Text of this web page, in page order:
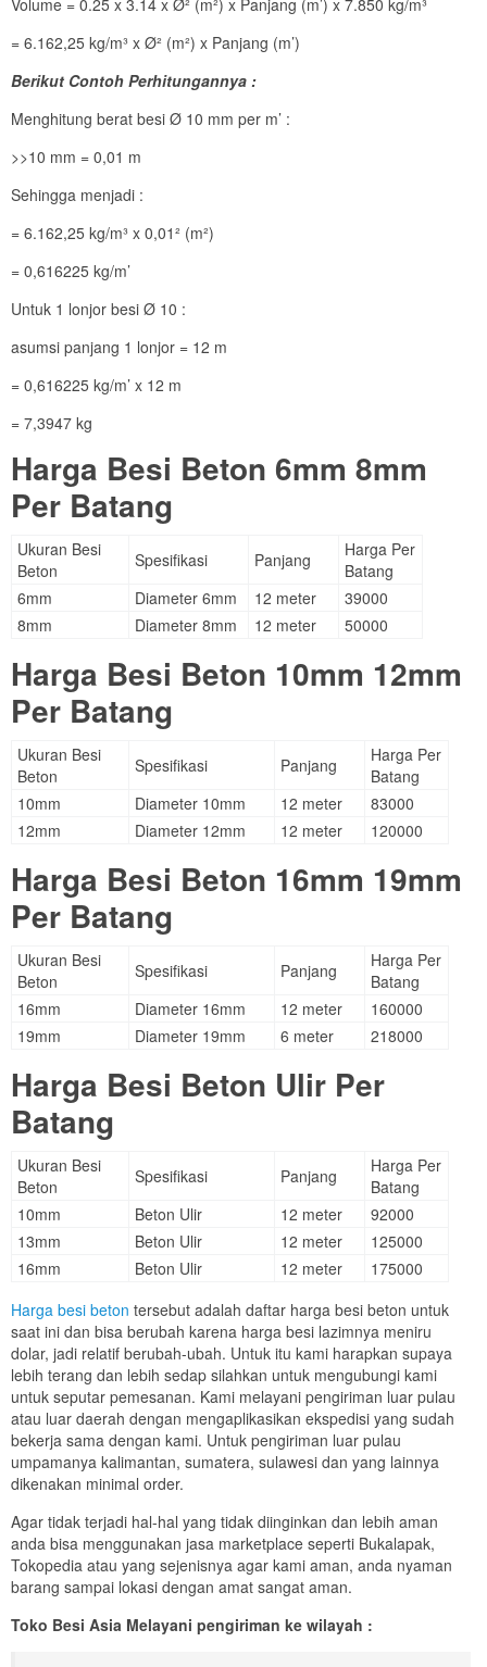
Volume = 0.25 x 3.14 x Ø² (m²) x Panjang (m’) x 7.850 kg/m³
= 6.162,25 kg/m³ x Ø² (m²) x Panjang (m’)
Berikut Contoh Perhitungannya :
Menghitung berat besi Ø 10 mm per m’ :
>>10 mm = 0,01 m
Sehingga menjadi :
= 6.162,25 kg/m³ x 0,01² (m²)
= 0,616225 kg/m’
Untuk 1 lonjor besi Ø 10 :
asumsi panjang 1 lonjor = 12 m
= 0,616225 kg/m’ x 12 m
= 7,3947 kg
Harga Besi Beton 6mm 8mm
Per Batang
Ukuran Besi
Beton
Spesifikasi Panjang
Harga Per
Batang
6mm
Diameter 6mm 12 meter
39000
8mm
Diameter 8mm 12 meter 50000
Harga Besi Beton 10mm 12mm
Per Batang
Ukuran Besi
Beton
Spesifikasi Panjang
Harga Per
Batang
10mm
Diameter 10mm 12 meter
83000
12mm
Diameter 12mm 12 meter 120000
Harga Besi Beton 16mm 19mm
Per Batang
Ukuran Besi
Beton
Spesifikasi Panjang
Harga Per
Batang
16mm
Diameter 16mm 12 meter
160000
19mm
Diameter 19mm 6 meter 218000
Harga Besi Beton Ulir Per
Batang
Ukuran Besi
Beton
Spesifikasi Panjang
Harga Per
Batang
10mm
Beton Ulir 12 meter
92000
13mm
Beton Ulir 12 meter
125000
16mm
Beton Ulir 12 meter
175000
Harga besi beton tersebut adalah daftar harga besi beton untuk
saat ini dan bisa berubah karena harga besi lazimnya meniru
dolar, jadi relatif berubah-ubah. Untuk itu kami harapkan supaya
lebih terang dan lebih sedap silahkan untuk mengubungi kami
untuk seputar pemesanan. Kami melayani pengiriman luar pulau
atau luar daerah dengan mengaplikasikan ekspedisi yang sudah
bekerja sama dengan kami. Untuk pengiriman luar pulau
umpamanya kalimantan, sumatera, sulawesi dan yang lainnya
dikenakan minimal order.
Agar tidak terjadi hal-hal yang tidak diinginkan dan lebih aman
anda bisa menggunakan jasa marketplace seperti Bukalapak,
Tokopedia atau yang sejenisnya agar kami aman, anda nyaman
barang sampai lokasi dengan amat sangat aman.
Toko Besi Asia Melayani pengiriman ke wilayah :